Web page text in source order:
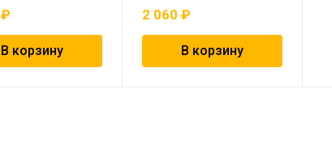
₽
В корзину
2 060 ₽
В корзину